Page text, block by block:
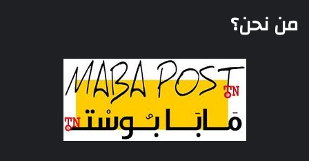
من نحن؟